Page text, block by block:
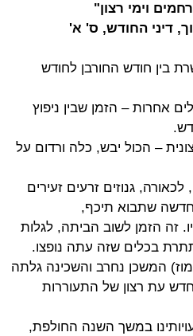
וימי רצון"
דיני החודש, ס' א'
בין חודש החורבן לחודש
אחרות – הזמן שבין ניפוץ
– הכול יבש, כלה ורדום על
גנוזים זרעים זעירים
חדשה שתבוא תיכף,
זה הזמן לשוב הביתה, לגלות
בכלים שזה עתה נופצו.
המשכן נחרב והשכינה גלתה
עת רצון של התעוררות
במשך השנה החולפת,